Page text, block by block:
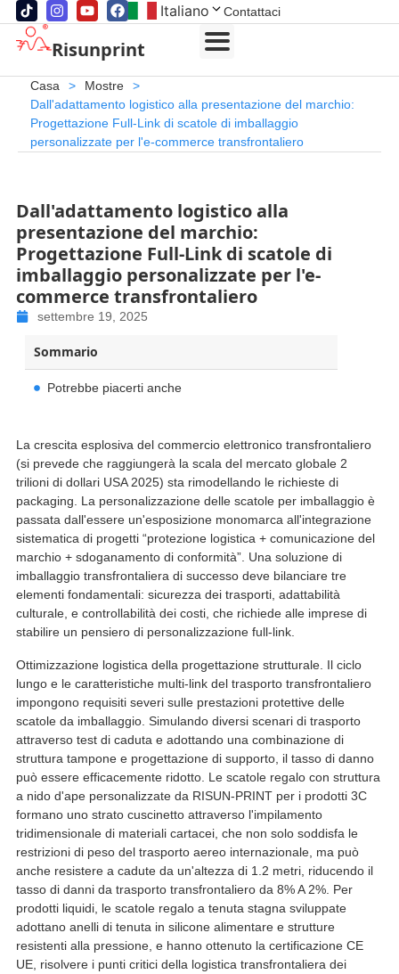
Italiano Contattaci
Risunprint
Casa > Mostre
>
Dall'adattamento logistico alla presentazione del marchio:
Progettazione Full-Link di scatole di imballaggio
personalizzate per l'e-commerce transfrontaliero
Dall'adattamento logistico alla
presentazione del marchio:
Progettazione Full-Link di scatole di
imballaggio personalizzate per l'e-
commerce transfrontaliero
settembre 19, 2025
Sommario
Potrebbe piacerti anche
La crescita esplosiva del commercio elettronico transfrontaliero
(si prevede che raggiungerà la scala del mercato globale 2
trilioni di dollari USA 2025) sta rimodellando le richieste di
packaging. La personalizzazione delle scatole per imballaggio è
passata dall'essere un'esposizione monomarca all'integrazione
sistematica di progetti “protezione logistica + comunicazione del
marchio + sdoganamento di conformità”. Una soluzione di
imballaggio transfrontaliera di successo deve bilanciare tre
elementi fondamentali: sicurezza dei trasporti, adattabilità
culturale, e controllabilità dei costi, che richiede alle imprese di
stabilire un pensiero di personalizzazione full-link.
Ottimizzazione logistica della progettazione strutturale. Il ciclo
lungo e le caratteristiche multi-link del trasporto transfrontaliero
impongono requisiti severi sulle prestazioni protettive delle
scatole da imballaggio. Simulando diversi scenari di trasporto
attraverso test di caduta e adottando una combinazione di
struttura tampone e progettazione di supporto, il tasso di danno
può essere efficacemente ridotto. Le scatole regalo con struttura
a nido d'ape personalizzate da RISUN-PRINT per i prodotti 3C
formano uno strato cuscinetto attraverso l'impilamento
tridimensionale di materiali cartacei, che non solo soddisfa le
restrizioni di peso del trasporto aereo internazionale, ma può
anche resistere a cadute da un'altezza di 1.2 metri, riducendo il
tasso di danni da trasporto transfrontaliero da 8% A 2%. Per
prodotti liquidi, le scatole regalo a tenuta stagna sviluppate
adottano anelli di tenuta in silicone alimentare e strutture
resistenti alla pressione, e hanno ottenuto la certificazione CE
UE, risolvere i punti critici della logistica transfrontaliera dei